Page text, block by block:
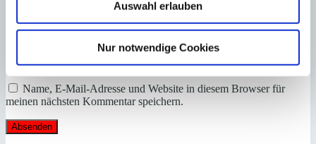
Auswahl erlauben
Nur notwendige Cookies
E-Mail
Webseite
Name, E-Mail-Adresse und Website in diesem Browser für
meinen nächsten Kommentar speichern.